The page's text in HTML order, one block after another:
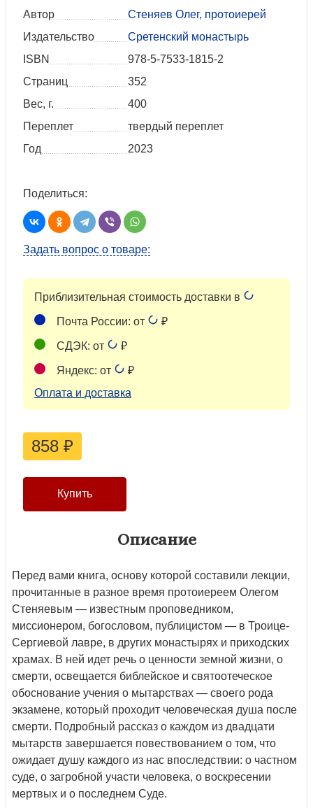
Автор
Стеняев Олег, протоиерей
Издательство
Сретенский монастырь
ISBN
978-5-7533-1815-2
Страниц
352
Вес, г.
400
Переплет
твердый переплет
Год
2023
Поделиться:
Задать вопрос о товаре:
Приблизительная стоимость доставки в
Почта России: от ₽
СДЭК: от ₽
Яндекс: от
₽
Оплата и доставка
858 ₽
Описание
Перед вами книга, основу которой составили лекции,
про­читанные в разное время протоиереем Олегом
Стеняевым — известным проповедником,
миссионером, богословом, публи­цистом — в Троице-
Сергиевой лавре, в других монастырях и приходских
храмах. В ней идет речь о ценности земной жизни, о
смерти, освещается библейское и святоотеческое
обоснование учения о мытарствах — своего рода
экзамене, который проходит человеческая душа после
смерти. Подробный рассказ о каждом из двадцати
мытарств завершается повествованием о том, что
ожидает душу каждого из нас впоследствии: о частном
суде, о загробной участи человека, о воскресении
мертвых и о послед­нем Суде.